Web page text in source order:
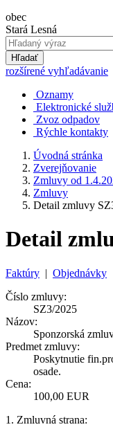
obec
Stará Lesná
Hľadať
rozšírené vyhľadávanie
Oznamy
Elektronické
Zvoz odpadov
Rýchle kontakty
Úvodná stránka
Zverejňovanie
Zmluvy od
Zmluvy
Detail zmluvy
Detail
Faktúry | Objednávky
Číslo zmluvy:
SZ3/2025
Názov:
Sponzorská
Predmet zmluvy:
Poskytnutie
osade.
Cena:
100,00 EUR
1. Zmluvná strana: